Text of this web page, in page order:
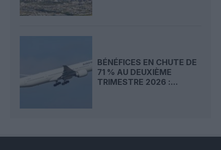
BÉNÉFICES EN CHUTE DE
71 % AU DEUXIÈME
TRIMESTRE 2026 :...